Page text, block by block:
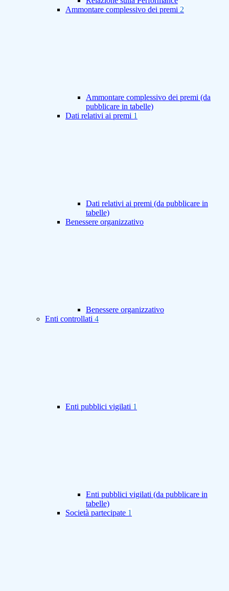
Ammontare complessivo dei premi 2
Ammontare complessivo dei premi (da
pubblicare in tabelle)
Dati relativi ai premi 1
Dati relativi ai premi (da pubblicare in
tabelle)
Benessere organizzativo
Benessere organizzativo
Enti controllati 4
Enti pubblici vigilati 1
Enti pubblici vigilati (da pubblicare in
tabelle)
Società partecipate 1